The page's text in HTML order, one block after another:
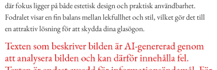
där fokus ligger på både estetisk design och praktisk användbarhet.
Fodralet visar en fin balans mellan lekfullhet och stil, vilket gör det till
en attraktiv lösning för att skydda dina glasögon.